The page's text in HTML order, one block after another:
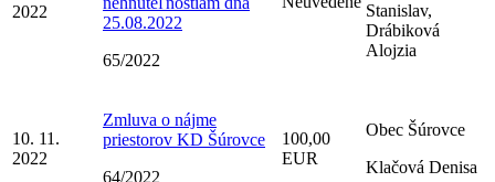
2022
25.08.2022
65/2022
Stanislav,
Drábiková
Alojzia
10. 11.
2022
Zmluva o nájme
priestorov KD Šúrovce
64/2022
100,00
EUR
Obec Šúrovce
Klačová Denisa